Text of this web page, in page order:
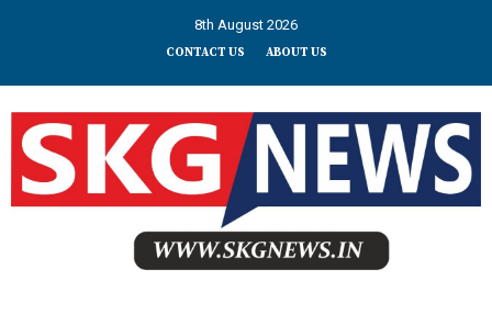
8th August 2026
CONTACT US ABOUT US